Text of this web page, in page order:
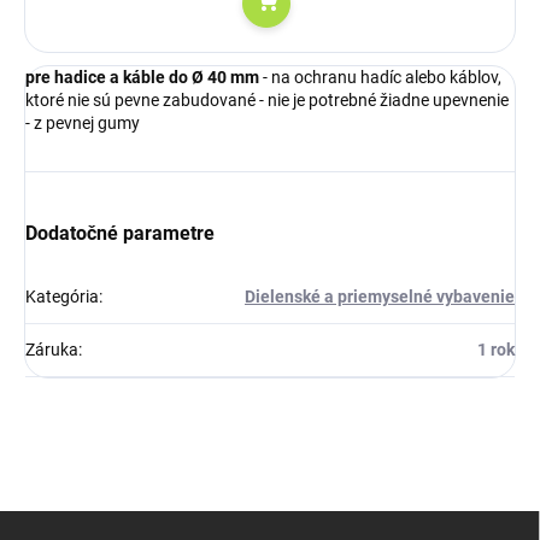
Do košíka
pre hadice a káble do Ø 40 mm- na ochranu hadíc alebo káblov,
ktoré nie sú pevne zabudované - nie je potrebné žiadne upevnenie
- z pevnej gumy
Dodatočné parametre
Kategória: Dielenské a priemyselné vybavenie
Záruka: 1 rok